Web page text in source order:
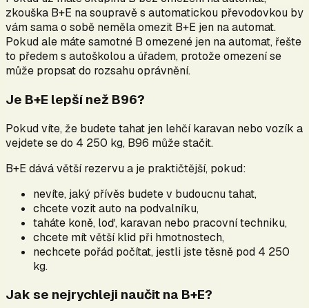
zkouška B+E na soupravě s automatickou převodovkou by
vám sama o sobě neměla omezit B+E jen na automat.
Pokud ale máte samotné B omezené jen na automat, řešte
to předem s autoškolou a úřadem, protože omezení se
může propsat do rozsahu oprávnění.
Je B+E lepší než B96?
Pokud víte, že budete tahat jen lehčí karavan nebo vozík a
vejdete se do 4 250 kg, B96 může stačit.
B+E dává větší rezervu a je praktičtější, pokud:
nevíte, jaký přívěs budete v budoucnu tahat,
chcete vozit auto na podvalníku,
taháte koně, loď, karavan nebo pracovní techniku,
chcete mít větší klid při hmotnostech,
nechcete pořád počítat, jestli jste těsně pod 4 250
kg.
Jak se nejrychleji naučit na B+E?